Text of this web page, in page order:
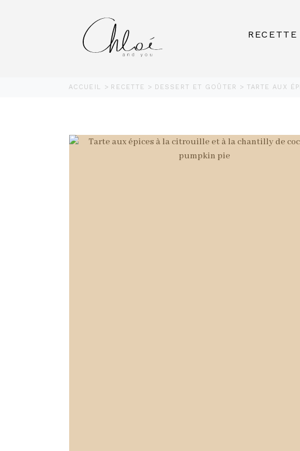
RECETTE
ACCUEIL RECETTE DESSERT ET GOÛTER TARTE AUX